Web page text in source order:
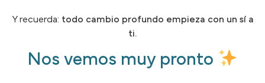
Y recuerda: todo cambio profundo empieza con un sí a
ti.
Nos vemos muy pronto